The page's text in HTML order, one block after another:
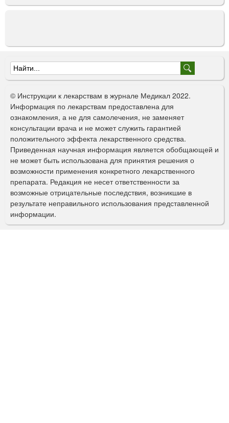
Ф
о
р
м
а
п
о
и
с
к
© Инструкции к лекарствам в журнале Медикал 2022.
Информация по лекарствам предоставлена для
ознакомления, а не для самолечения, не заменяет
консультации врача и не может служить гарантией
положительного эффекта лекарственного средства.
Приведенная научная информация является обобщающей и
не может быть использована для принятия решения о
возможности применения конкретного лекарственного
препарата. Редакция не несет ответственности за
возможные отрицательные последствия, возникшие в
результате неправильного использования представленной
информации.